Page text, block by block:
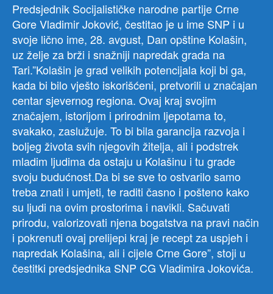
Predsjednik Socijalističke narodne partije Crne
Gore Vladimir Joković, čestitao je u ime SNP i u
svoje lično ime, 28. avgust, Dan opštine Kolašin,
uz želje za brži i snažniji napredak grada na
Tari.”Kolašin je grad velikih potencijala koji bi ga,
kada bi bilo vješto iskorišćeni, pretvorili u značajan
centar sjevernog regiona. Ovaj kraj svojim
značajem, istorijom i prirodnim ljepotama to,
svakako, zaslužuje. To bi bila garancija razvoja i
boljeg života svih njegovih žitelja, ali i podstrek
mladim ljudima da ostaju u Kolašinu i tu grade
svoju budućnost.Da bi se sve to ostvarilo samo
treba znati i umjeti, te raditi časno i pošteno kako
su ljudi na ovim prostorima i navikli. Sačuvati
prirodu, valorizovati njena bogatstva na pravi način
i pokrenuti ovaj prelijepi kraj je recept za uspjeh i
napredak Kolašina, ali i cijele Crne Gore”, stoji u
čestitki predsjednika SNP CG Vladimira Jokovića.